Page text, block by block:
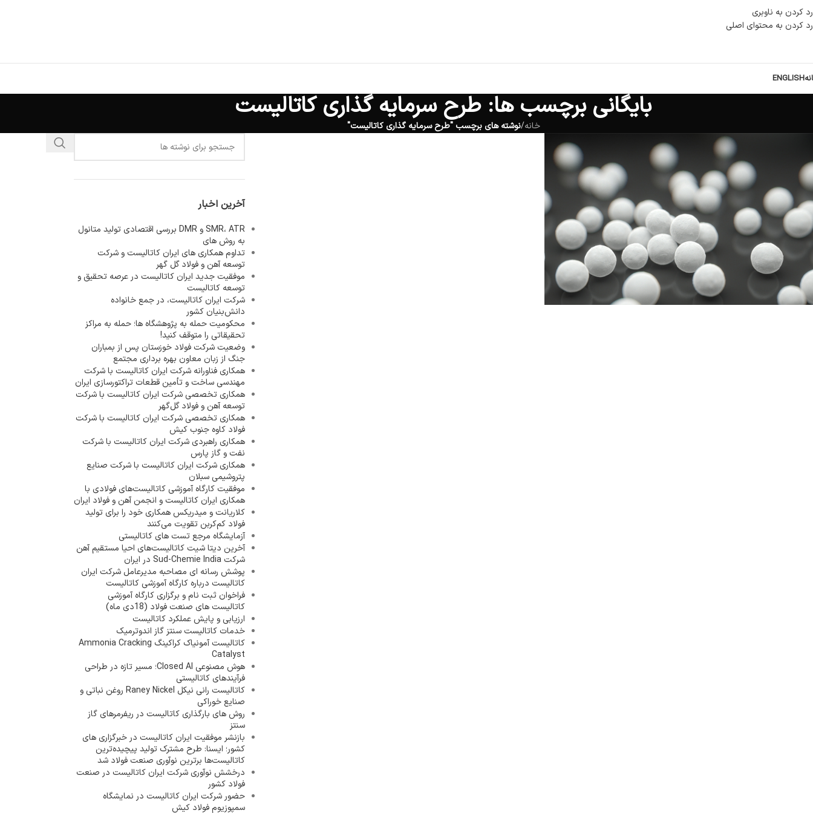
رد کردن به ناوبری
رد کردن به محتوای اصلی
ENGLISH
بایگانی برچسب ها: طرح سرمایه گذاری کاتالیست
خانه/نوشته های برچسب "طرح سرمایه گذاری کاتالیست"
آخرین اخبار
SMR، ATR و DMR بررسی اقتصادی تولید متانول
به روش های
تداوم همکاری های ایران کاتالیست و شرکت
توسعه آهن و فولاد گل گهر
موفقیت جدید ایران کاتالیست در عرصه تحقیق و
توسعه کاتالیست
شرکت ایران کاتالیست، در جمع خانواده
دانش‌بنیان کشور
محکومیت حمله به پژوهشگاه ها؛ حمله به مراکز
تحقیقاتی را متوقف کنید!
وضعیت شرکت فولاد خوزستان پس از بمباران
جنگ از زبان معاون بهره برداری مجتمع
همکاری فناورانه شرکت ایران کاتالیست با شرکت
مهندسی ساخت و تأمین قطعات تراکتورسازی ایران
همکاری تخصصی شرکت ایران کاتالیست با شرکت
توسعه آهن و فولاد گل‌گهر
همکاری تخصصی شرکت ایران کاتالیست با شرکت
فولاد کاوه جنوب کیش
همکاری راهبردی شرکت ایران کاتالیست با شرکت
نفت و گاز پارس
همکاری شرکت ایران کاتالیست با شرکت صنایع
پتروشیمی سبلان
موفقیت کارگاه آموزشی کاتالیست‌های فولادی با
همکاری ایران کاتالیست و انجمن آهن و فولاد ایران
کلاریانت و میدریکس همکاری خود را برای تولید
فولاد کم‌کربن تقویت می‌کنند
آزمایشگاه مرجع تست های کاتالیستی
آخرین دیتا شیت کاتالیست‌های احیا مستقیم آهن
شرکت Sud-Chemie India در ایران
پوشش رسانه ای مصاحبه مدیرعامل شرکت ایران
کاتالیست درباره کارگاه آموزشی کاتالیست
فراخوان ثبت نام و برگزاری کارگاه آموزشی
کاتالیست های صنعت فولاد (18دی ماه)
ارزیابی و پایش عملکرد کاتالیست
خدمات کاتالیست سنتز گاز اندوترمیک
کاتالیست آمونیاک کراکینگ Ammonia Cracking
Catalyst
هوش مصنوعی Closed AI؛ مسیر تازه در طراحی
فرآیندهای کاتالیستی
کاتالیست رانی نیکل Raney Nickel روغن نباتی و
صنایع خوراکی
روش های بارگذاری کاتالیست در ریفرمرهای گاز
سنتز
بازنشر موفقیت ایران کاتالیست در خبرگزاری های
کشور؛ ایسنا: طرح مشترک تولید پیچیده‌ترین
کاتالیست‌ها برترین نوآوری صنعت فولاد شد
درخشش نوآوری شرکت ایران کاتالیست در صنعت
فولاد کشور
حضور شرکت ایران کاتالیست در نمایشگاه
سمپوزیوم فولاد کیش